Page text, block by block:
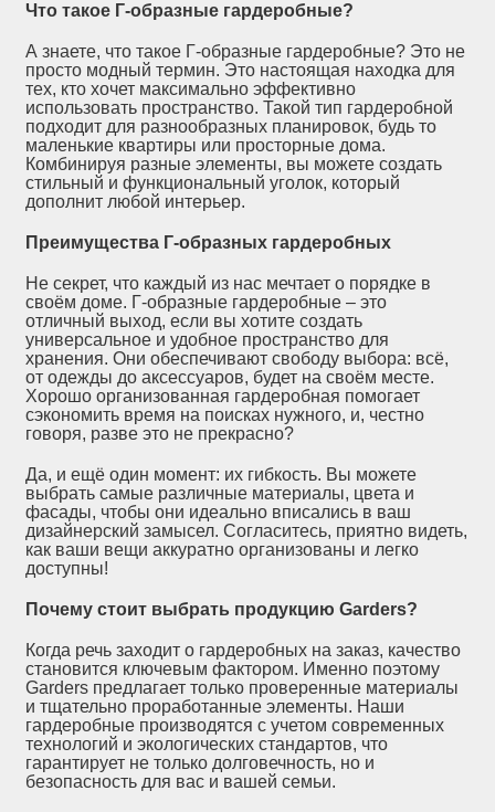
Что такое Г-образные гардеробные?
А знаете, что такое Г-образные гардеробные? Это не
просто модный термин. Это настоящая находка для
тех, кто хочет максимально эффективно
использовать пространство. Такой тип гардеробной
подходит для разнообразных планировок, будь то
маленькие квартиры или просторные дома.
Комбинируя разные элементы, вы можете создать
стильный и функциональный уголок, который
дополнит любой интерьер.
Преимущества Г-образных гардеробных
Не секрет, что каждый из нас мечтает о порядке в
своём доме. Г-образные гардеробные – это
отличный выход, если вы хотите создать
универсальное и удобное пространство для
хранения. Они обеспечивают свободу выбора: всё,
от одежды до аксессуаров, будет на своём месте.
Хорошо организованная гардеробная помогает
сэкономить время на поисках нужного, и, честно
говоря, разве это не прекрасно?
Да, и ещё один момент: их гибкость. Вы можете
выбрать самые различные материалы, цвета и
фасады, чтобы они идеально вписались в ваш
дизайнерский замысел. Согласитесь, приятно видеть,
как ваши вещи аккуратно организованы и легко
доступны!
Почему стоит выбрать продукцию Garders?
Когда речь заходит о гардеробных на заказ, качество
становится ключевым фактором. Именно поэтому
Garders предлагает только проверенные материалы
и тщательно проработанные элементы. Наши
гардеробные производятся с учетoм современных
технологий и экологических стандартов, что
гарантирует не только долговечность, но и
безопасность для вас и вашей семьи.